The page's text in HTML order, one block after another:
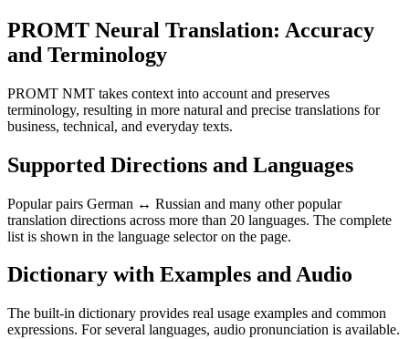
PROMT Neural Translation: Accuracy
and Terminology
PROMT NMT takes context into account and preserves
terminology, resulting in more natural and precise translations for
business, technical, and everyday texts.
Supported Directions and Languages
Popular pairs German ↔ Russian and many other popular
translation directions across more than 20 languages. The complete
list is shown in the language selector on the page.
Dictionary with Examples and Audio
The built-in dictionary provides real usage examples and common
expressions. For several languages, audio pronunciation is available.